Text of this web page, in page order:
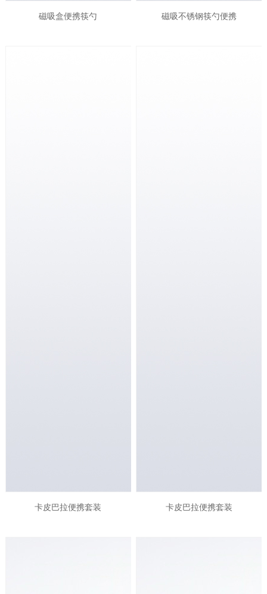
磁吸盒便携筷勺 磁吸不锈钢筷勺便携
卡皮巴拉便携套装 卡皮巴拉便携套装